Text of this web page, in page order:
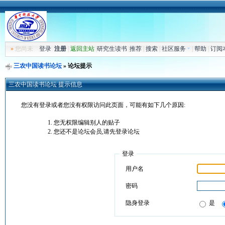
»您尚未 登录 注册| 返回主站| 研究生读书| 推荐| 搜索| 社区服务 帮助 订阅
三农中国读书论坛» 论坛提示
三农中国读书论坛 提示信息
您没有登录或者您没有权限访问此页面，可能有如下几个原因:
您无权限编辑别人的贴子
您还不是论坛会员,请先登录论坛
登录
用户名
密码
隐身登录 是